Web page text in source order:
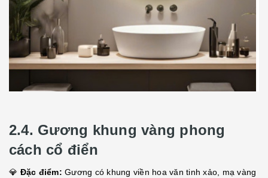
2.4. Gương khung vàng phong
cách cổ điển
💎 Đặc điểm: Gương có khung viền hoa văn tinh xảo, mạ vàng